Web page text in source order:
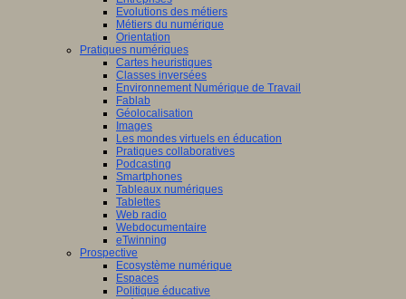
Evolutions des métiers
Métiers du numérique
Orientation
Pratiques numériques
Cartes heuristiques
Classes inversées
Environnement Numérique de Travail
Fablab
Géolocalisation
Images
Les mondes virtuels en éducation
Pratiques collaboratives
Podcasting
Smartphones
Tableaux numériques
Tablettes
Web radio
Webdocumentaire
eTwinning
Prospective
Ecosystème numérique
Espaces
Politique éducative